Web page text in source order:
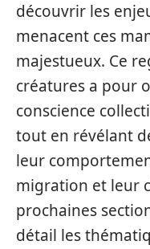
découvrir les
menacent ces
majestueux. Ce
créatures a pour
conscience
tout en révélant
leur
migration et leur
prochaines
détail les